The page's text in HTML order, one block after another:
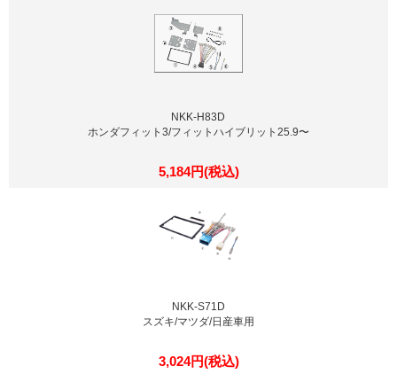
NKK-H83D
ホンダフィット3/フィットハイブリット25.9〜
5,184円(税込)
NKK-S71D
スズキ/マツダ/日産車用
3,024円(税込)